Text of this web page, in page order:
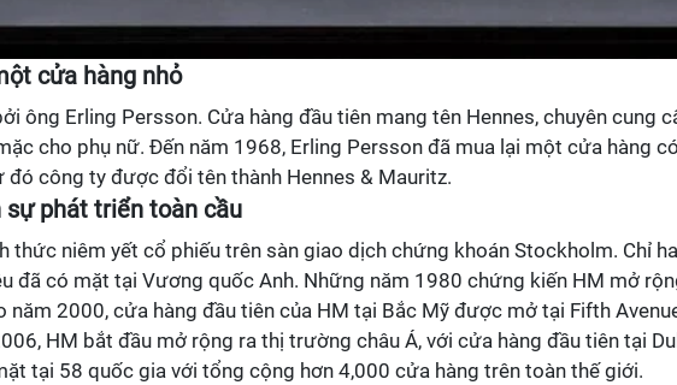
cửa hàng nhỏ
ông Erling Persson. Cửa hàng đầu tiên mang tên Hennes, chuyên cung
cho phụ nữ. Đến năm 1968, Erling Persson đã mua lại một cửa hàng
công ty được đổi tên thành Hennes & Mauritz.
phát triển toàn cầu
thức niêm yết cổ phiếu trên sàn giao dịch chứng khoán Stockholm. Chỉ
đã có mặt tại Vương quốc Anh. Những năm 1980 chứng kiến HM mở
năm 2000, cửa hàng đầu tiên của HM tại Bắc Mỹ được mở tại Fifth
HM bắt đầu mở rộng ra thị trường châu Á, với cửa hàng đầu tiên tại
tại 58 quốc gia với tổng cộng hơn 4,000 cửa hàng trên toàn thế giới.